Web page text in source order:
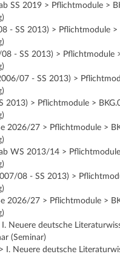
SS 2019 > Pflichtmodule >
- SS 2013) > Pflichtmodule >
- SS 2013) > Pflichtmodule
07 - SS 2013) >
2013) > Pflichtmodule >
2026/27 > Pflichtmodule >
WS 2013/14 >
08 - SS 2013) >
2026/27 > Pflichtmodule >
deutsche
(Seminar)
Neuere deutsche